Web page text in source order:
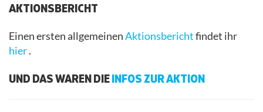
AKTIONSBERICHT
Einen ersten allgemeinenAktionsberichtfindet ihr
hier.
UND DAS WAREN DIEINFOS ZUR AKTION